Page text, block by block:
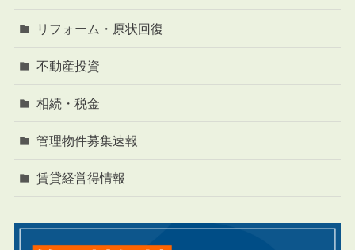
リフォーム・原状回復
不動産投資
相続・税金
管理物件募集速報
賃貸経営得情報